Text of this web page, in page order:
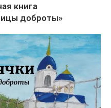
книга
доброты»